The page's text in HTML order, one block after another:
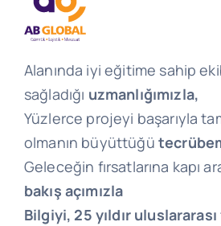
Alanında iyi eğitime sahip
sağladığı uzmanlığımızla,
Yüzlerce projeyi başarıyla
olmanın büyüttüğü
Geleceğin fırsatlarına kapı
bakış açımızla
Bilgiyi, 25 yıldır